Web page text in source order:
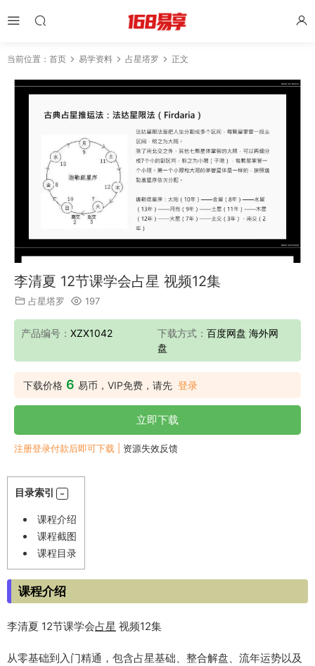
当前位置： 首页 易学资料 占星塔罗 正文
李清夏 12节课学会占星 视频12集
占星塔罗 197
产品编号： XZX1042 下载方式： 百度网盘 海外网
盘
下载价格 6 易币，VIP免费，请先 登录
立即下载
注册登录付款后即可下载 | 资源失效反馈
目录索引
课程介绍
课程截图
课程目录
课程介绍
李清夏 12节课学会占星 视频12集
从零基础到入门精通，包含占星基础、整合解盘、流年运势以及